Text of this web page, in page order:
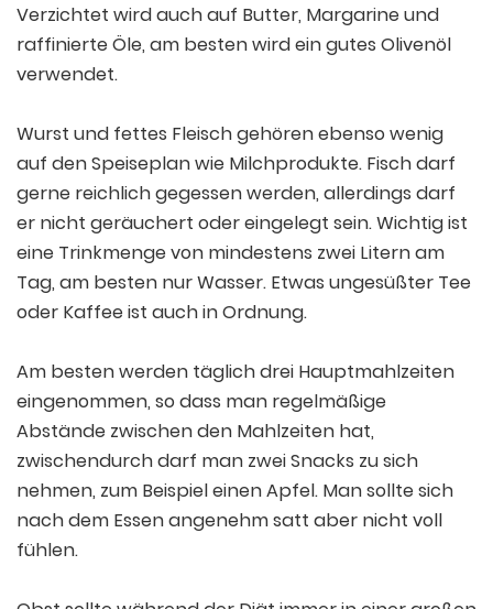
Verzichtet wird auch auf Butter, Margarine und
raffinierte Öle, am besten wird ein gutes Olivenöl
verwendet.
Wurst und fettes Fleisch gehören ebenso wenig
auf den Speiseplan wie Milchprodukte. Fisch darf
gerne reichlich gegessen werden, allerdings darf
er nicht geräuchert oder eingelegt sein. Wichtig ist
eine Trinkmenge von mindestens zwei Litern am
Tag, am besten nur Wasser. Etwas ungesüßter Tee
oder Kaffee ist auch in Ordnung.
Am besten werden täglich drei Hauptmahlzeiten
eingenommen, so dass man regelmäßige
Abstände zwischen den Mahlzeiten hat,
zwischendurch darf man zwei Snacks zu sich
nehmen, zum Beispiel einen Apfel. Man sollte sich
nach dem Essen angenehm satt aber nicht voll
fühlen.